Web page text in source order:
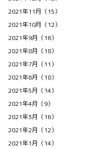
2021年11月（15）
2021年10月（12）
2021年9月（16）
2021年8月（18）
2021年7月（11）
2021年6月（18）
2021年5月（14）
2021年4月（9）
2021年3月（16）
2021年2月（12）
2021年1月（14）